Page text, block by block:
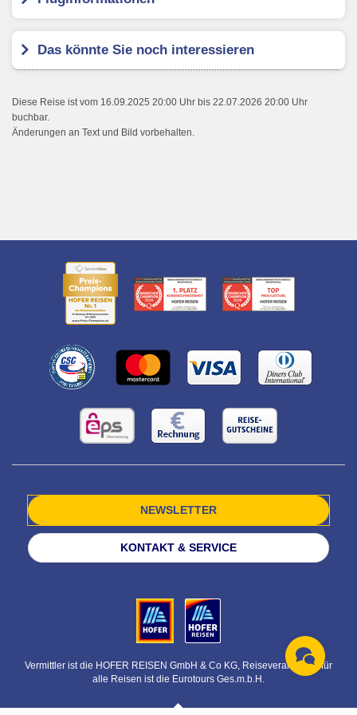
Das könnte Sie noch interessieren
Diese Reise ist vom 16.09.2025 20:00 Uhr bis 22.07.2026 20:00 Uhr
buchbar.
Änderungen an Text und Bild vorbehalten.
NEWSLETTER
KONTAKT & SERVICE
Vermittler ist die HOFER REISEN GmbH & Co KG, Reiseveranstalter für
alle Reisen ist die Eurotours Ges.m.b.H.